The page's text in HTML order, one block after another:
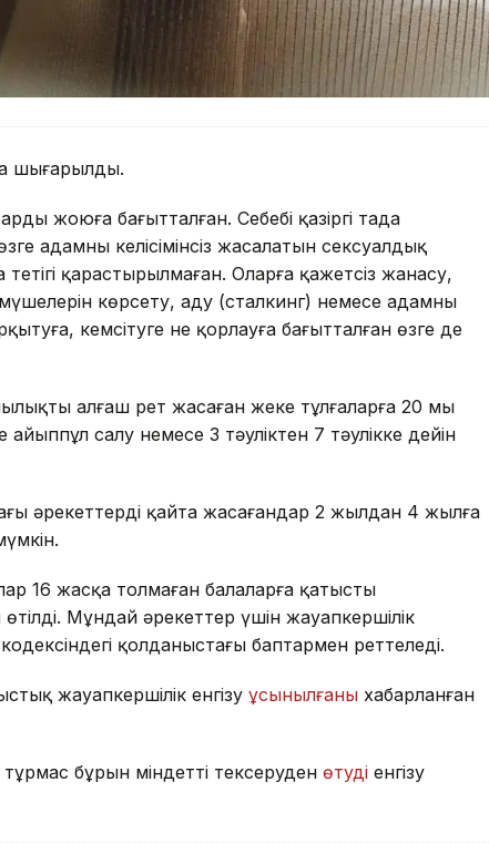
шығарылды.
жоюға бағытталған. Себебі қазіргі таңда
адамның келісімінсіз жасалатын сексуалдық
қарастырылмаған. Оларға қажетсіз жанасу,
көрсету, аңду (сталкинг) немесе адамның
кемсітуге не қорлауға бағытталған өзге де
алғаш рет жасаған жеке тұлғаларға 20 мың
салу немесе 3 тәуліктен 7 тәулікке дейін
әрекеттерді қайта жасағандар 2 жылдан 4 жылға
16 жасқа толмаған балаларға қатысты
Мұндай әрекеттер үшін жауапкершілік
қолданыстағы баптармен реттеледі.
жауапкершілік енгізу ұсынылғаны хабарланған
бұрын міндетті тексеруден өтуді енгізу